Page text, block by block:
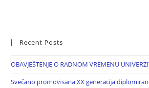
Recent Posts
OBAVJEŠTENJE O RADNOM VREMENU
Svečano promovisana XX generacija